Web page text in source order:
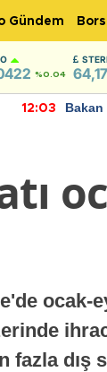
Gündem
%0.04
12:03
Bakan
fazla dış